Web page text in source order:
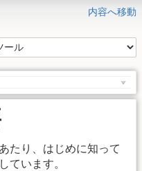
内容へ移動
たり、はじめに知って
ています。